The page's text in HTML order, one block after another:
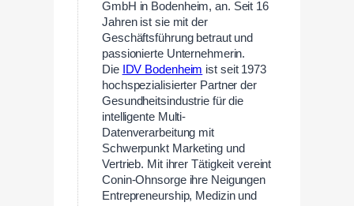
GmbH in Bodenheim, an. Seit 16
Jahren ist sie mit der
Geschäftsführung betraut und
passionierte Unternehmerin.
Die
IDV Bodenheim ist seit 1973
hochspezialisierter Partner der
Gesundheitsindustrie für die
intelligente Multi-
Datenverarbeitung mit
Schwerpunkt Marketing und
Vertrieb. Mit ihrer Tätigkeit vereint
Conin-Ohnsorge ihre Neigungen
Entrepreneurship, Medizin und